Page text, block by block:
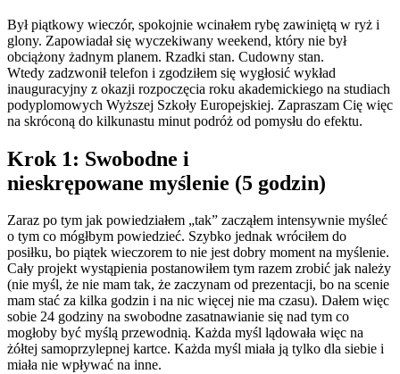
Był piątkowy wieczór, spokojnie wcinałem rybę zawiniętą w ryż i
glony. Zapowiadał się wyczekiwany weekend, który nie był
obciążony żadnym planem. Rzadki stan. Cudowny stan.
Wtedy zadzwonił telefon i zgodziłem się wygłosić wykład
inauguracyjny z okazji rozpoczęcia roku akademickiego na studiach
podyplomowych Wyższej Szkoły Europejskiej. Zapraszam Cię więc
na skróconą do kilkunastu minut podróż od pomysłu do efektu.
Krok 1: Swobodne i
nieskrępowane myślenie (5 godzin)
Zaraz po tym jak powiedziałem „tak” zacząłem intensywnie myśleć
o tym co mógłbym powiedzieć. Szybko jednak wróciłem do
posiłku, bo piątek wieczorem to nie jest dobry moment na myślenie.
Cały projekt wystąpienia postanowiłem tym razem zrobić jak należy
(nie myśl, że nie mam tak, że zaczynam od prezentacji, bo na scenie
mam stać za kilka godzin i na nic więcej nie ma czasu). Dałem więc
sobie 24 godziny na swobodne zasatnawianie się nad tym co
mogłoby być myślą przewodnią. Każda myśl lądowała więc na
żółtej samoprzylepnej kartce. Każda myśl miała ją tylko dla siebie i
miała nie wpływać na inne.